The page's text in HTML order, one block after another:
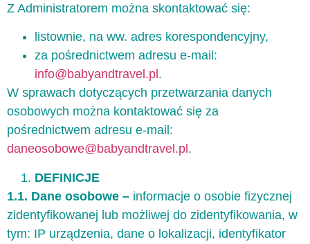
Z Administratorem można skontaktować się:
listownie, na ww. adres korespondencyjny,
za pośrednictwem adresu e-mail:
info@babyandtravel.pl .
W sprawach dotyczących przetwarzania danych
osobowych można kontaktować się za
pośrednictwem adresu e-mail:
daneosobowe@babyandtravel.pl .
DEFINICJE
1.1. Dane osobowe – informacje o osobie fizycznej
zidentyfikowanej lub możliwej do zidentyfikowania, w
tym: IP urządzenia, dane o lokalizacji, identyfikator